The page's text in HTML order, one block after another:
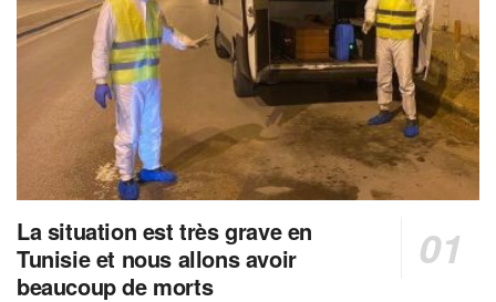
La situation est très grave en
Tunisie et nous allons avoir
beaucoup de morts